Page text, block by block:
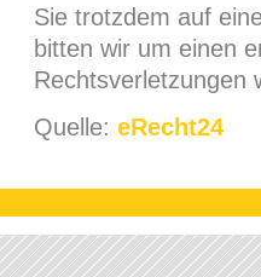
Sie trotzdem auf
bitten wir um einen
Rechtsverletzungen
Quelle: eRecht24